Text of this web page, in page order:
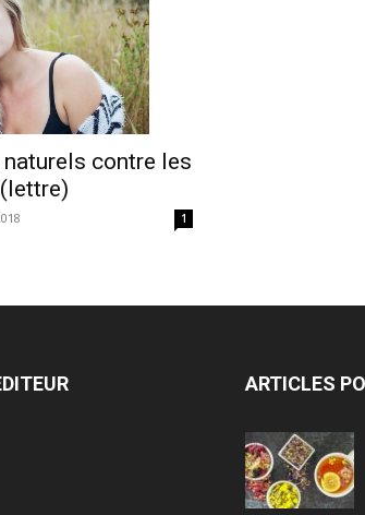
contre les
1
ARTICLES